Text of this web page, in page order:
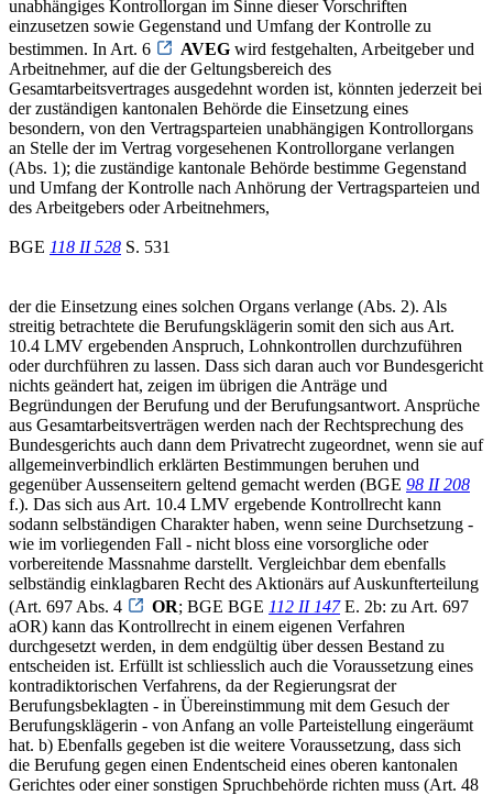
unabhängiges Kontrollorgan im Sinne dieser Vorschriften
einzusetzen sowie Gegenstand und Umfang der Kontrolle zu
bestimmen. In Art. 6
AVEG wird festgehalten, Arbeitgeber und
Arbeitnehmer, auf die der Geltungsbereich des
Gesamtarbeitsvertrages ausgedehnt worden ist, könnten jederzeit bei
der zuständigen kantonalen Behörde die Einsetzung eines
besondern, von den Vertragsparteien unabhängigen Kontrollorgans
an Stelle der im Vertrag vorgesehenen Kontrollorgane verlangen
(Abs. 1); die zuständige kantonale Behörde bestimme Gegenstand
und Umfang der Kontrolle nach Anhörung der Vertragsparteien und
des Arbeitgebers oder Arbeitnehmers,
BGE 118 II 528 S. 531
der die Einsetzung eines solchen Organs verlange (Abs. 2). Als
streitig betrachtete die Berufungsklägerin somit den sich aus Art.
10.4 LMV ergebenden Anspruch, Lohnkontrollen durchzuführen
oder durchführen zu lassen. Dass sich daran auch vor Bundesgericht
nichts geändert hat, zeigen im übrigen die Anträge und
Begründungen der Berufung und der Berufungsantwort. Ansprüche
aus Gesamtarbeitsverträgen werden nach der Rechtsprechung des
Bundesgerichts auch dann dem Privatrecht zugeordnet, wenn sie auf
allgemeinverbindlich erklärten Bestimmungen beruhen und
gegenüber Aussenseitern geltend gemacht werden (BGE 98 II 208
f.). Das sich aus Art. 10.4 LMV ergebende Kontrollrecht kann
sodann selbständigen Charakter haben, wenn seine Durchsetzung -
wie im vorliegenden Fall - nicht bloss eine vorsorgliche oder
vorbereitende Massnahme darstellt. Vergleichbar dem ebenfalls
selbständig einklagbaren Recht des Aktionärs auf Auskunfterteilung
(Art. 697 Abs. 4
OR; BGE BGE 112 II 147E. 2b: zu Art. 697
aOR) kann das Kontrollrecht in einem eigenen Verfahren
durchgesetzt werden, in dem endgültig über dessen Bestand zu
entscheiden ist. Erfüllt ist schliesslich auch die Voraussetzung eines
kontradiktorischen Verfahrens, da der Regierungsrat der
Berufungsbeklagten - in Übereinstimmung mit dem Gesuch der
Berufungsklägerin - von Anfang an volle Parteistellung eingeräumt
hat. b) Ebenfalls gegeben ist die weitere Voraussetzung, dass sich
die Berufung gegen einen Endentscheid eines oberen kantonalen
Gerichtes oder einer sonstigen Spruchbehörde richten muss (Art. 48